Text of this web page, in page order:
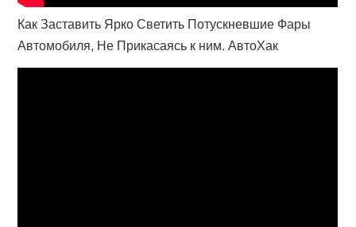
Как Заставить Ярко Светить Потускневшие Фары
Автомобиля, Не Прикасаясь к ним. АвтоХак